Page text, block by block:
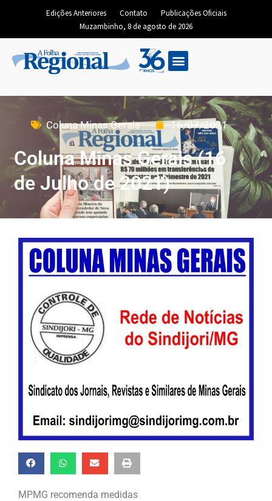
Edições Anteriores Contato
Publicações Oficiais
Muzambinho, 8 de agosto de 2026
Coluna Minas Gerais 16/07/2021
Coluna Minas Gerais (16
de Julho de 2021)
MPMG recomenda medidas